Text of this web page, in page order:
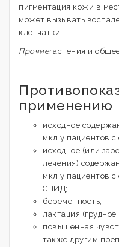
пигментация кожи в
может вызывать
клетчатки.
Прочие:астения и
применению
исходное
мкл у пациентов
исходное (или
лечения)
мкл у пациентов
СПИД;
беременность;
лактация
повышенная
также другим